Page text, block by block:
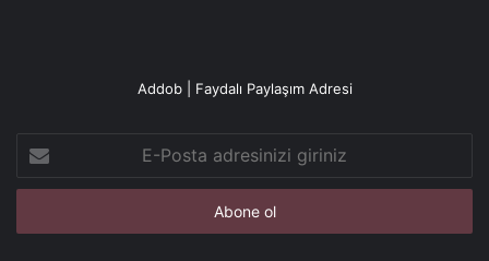
Addob | Faydalı Paylaşım Adresi
Posta
adresinizi